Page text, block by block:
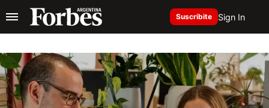
Suscribite Sign In